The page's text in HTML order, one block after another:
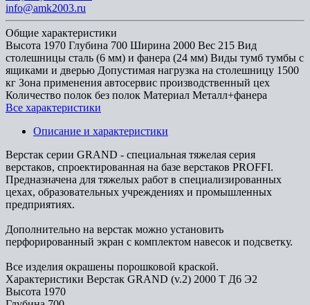
info@amk2003.ru
Общие характеристики
Высота 1970 Глубина 700 Ширина 2000 Вес 215 Вид
столешницы сталь (6 мм) и фанера (24 мм) Виды тумб тумбы с
ящиками и дверью Допустимая нагрузка на столешницу 1500
кг Зона применения автосервис производственный цех
Количество полок без полок Материал Металл+фанера
Все характеристики
Описание и характеристики
Верстак серии GRAND - специальная тяжелая серия
верстаков, спроектированная на базе верстаков PROFFI.
Предназначена для тяжелых работ в специализированных
цехах, образовательных учреждениях и промышленных
предприятиях.
Дополнительно на верстак можно установить
перфорированный экран с комплектом навесок и подсветку.
Все изделия окрашены порошковой краской.
Характеристики Верстак GRAND (v.2) 2000 Т Д6 Э2
Высота 1970